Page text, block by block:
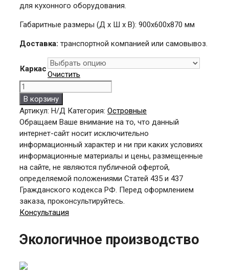
для кухонного оборудования.
Габаритные размеры (Д х Ш х В): 900х600х870 мм
Доставка: транспортной компанией или самовывоз.
Каркас
Очистить
Количество
товара
СТРО
9x6
(к/
нерж)
В корзину
Артикул: Н/Д Категория: Островные
Обращаем Ваше внимание на то, что данный
интернет-сайт носит исключительно
информационный характер и ни при каких условиях
информационные материалы и цены, размещенные
на сайте, не являются публичной офертой,
определяемой положениями Статей 435 и 437
Гражданского кодекса РФ. Перед оформлением
заказа, проконсультируйтесь.
Консультация
Экологичное производство